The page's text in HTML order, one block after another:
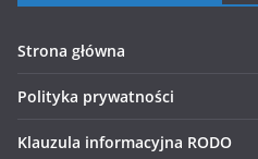
Strona główna
Polityka prywatności
Klauzula informacyjna RODO